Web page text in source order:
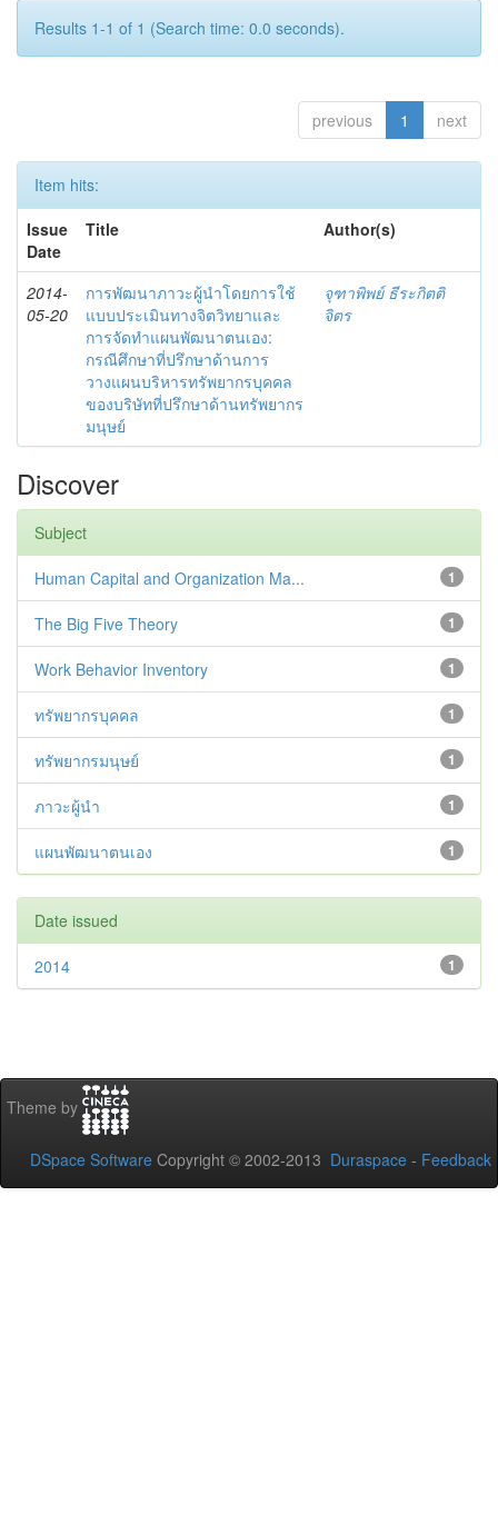
Results 1-1 of 1 (Search time: 0.0 seconds).
previous 1 next
Item hits:
Issue
Date
Title Author(s)
2014-
05-20
การพัฒนาภาวะผู้นำโดยการใช้
แบบประเมินทางจิตวิทยาและ
การจัดทำแผนพัฒนาตนเอง:
กรณีศึกษาที่ปรึกษาด้านการ
วางแผนบริหารทรัพยากรบุคคล
ของบริษัทที่ปรึกษาด้านทรัพยากร
มนุษย์
จุฑาพิพย์ ธีระกิตติ
จิตร
Discover
Subject
1
Human Capital and Organization Ma...
1
The Big Five Theory
1
Work Behavior Inventory
1
ทรัพยากรบุคคล
1
ทรัพยากรมนุษย์
1
ภาวะผู้นำ
1
แผนพัฒนาตนเอง
Date issued
1
2014
Theme by
DSpace Software Copyright © 2002-2013 Duraspace - Feedback